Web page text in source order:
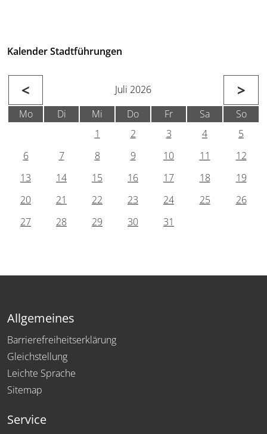
Kalender Stadtführungen
< Juli 2026 >
Mo Di Mi Do Fr Sa
So
1
2 3 4
5
6
7 8 9 10 11
12
13
14 15 16 17 18
19
20
21 22 23 24 25
26
27
28 29 30 31
Allgemeines
Barrierefreiheitserklärung
Gleichstellung
Leichte Sprache
Sitemap
Service